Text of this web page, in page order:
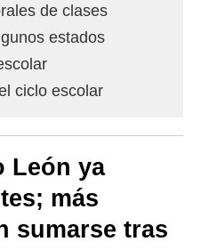
de clases
estados
ciclo escolar
León ya
más
sumarse tras